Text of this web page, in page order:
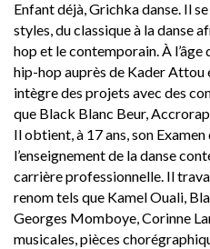
Enfant déjà, Grichka danse. Il
styles, du classique à la danse
hop et le contemporain. À l’âge
hip-hop auprès de Kader
intègre des projets avec des
que Black Blanc Beur,
Il obtient, à 17 ans, son
l’enseignement de la danse
carrière professionnelle. Il
renom tels que Kamel Ouali,
Georges Momboye, Corinne
musicales, pièces